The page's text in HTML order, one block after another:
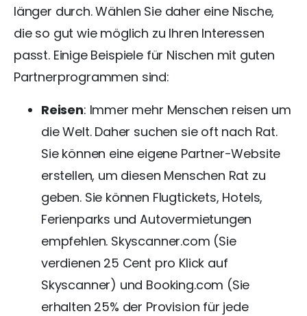
länger durch. Wählen Sie daher eine Nische,
die so gut wie möglich zu Ihren Interessen
passt. Einige Beispiele für Nischen mit guten
Partnerprogrammen sind:
Reisen: Immer mehr Menschen reisen um
die Welt. Daher suchen sie oft nach Rat.
Sie können eine eigene Partner-Website
erstellen, um diesen Menschen Rat zu
geben. Sie können Flugtickets, Hotels,
Ferienparks und Autovermietungen
empfehlen. Skyscanner.com (Sie
verdienen 25 Cent pro Klick auf
Skyscanner) und Booking.com (Sie
erhalten 25% der Provision für jede